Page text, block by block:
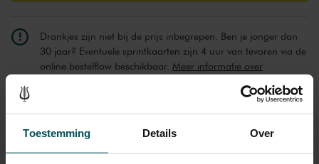
Toestemming Details Over
Drankjes zijn niet bij de prijs inbegrepen. Ben je jonger dan
30 jaar? Eventuele sprintkaarten zijn 4 uur van tevoren via de
online bestelflow beschikbaar. Meer informatie over
Prijzen zijn exclusief transactiekosten: € 5 per bestelling. Wilt
kassa@concertgebouw.nl of bel de Concertgebouwlijn op
020 – 671 83 45.